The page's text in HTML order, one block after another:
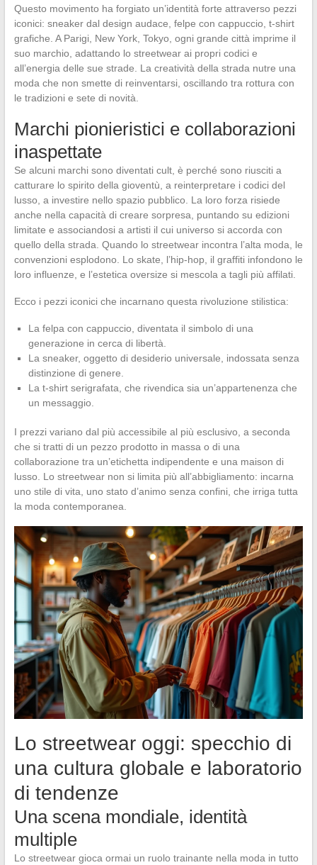
Questo movimento ha forgiato un’identità forte attraverso pezzi
iconici: sneaker dal design audace, felpe con cappuccio, t-shirt
grafiche. A Parigi, New York, Tokyo, ogni grande città imprime il
suo marchio, adattando lo streetwear ai propri codici e
all’energia delle sue strade. La creatività della strada nutre una
moda che non smette di reinventarsi, oscillando tra rottura con
le tradizioni e sete di novità.
Marchi pionieristici e collaborazioni
inaspettate
Se alcuni marchi sono diventati cult, è perché sono riusciti a
catturare lo spirito della gioventù, a reinterpretare i codici del
lusso, a investire nello spazio pubblico. La loro forza risiede
anche nella capacità di creare sorpresa, puntando su edizioni
limitate e associandosi a artisti il cui universo si accorda con
quello della strada. Quando lo streetwear incontra l’alta moda, le
convenzioni esplodono. Lo skate, l’hip-hop, il graffiti infondono le
loro influenze, e l’estetica oversize si mescola a tagli più affilati.
Ecco i pezzi iconici che incarnano questa rivoluzione stilistica:
La felpa con cappuccio, diventata il simbolo di una
generazione in cerca di libertà.
La sneaker, oggetto di desiderio universale, indossata senza
distinzione di genere.
La t-shirt serigrafata, che rivendica sia un’appartenenza che
un messaggio.
I prezzi variano dal più accessibile al più esclusivo, a seconda
che si tratti di un pezzo prodotto in massa o di una
collaborazione tra un’etichetta indipendente e una maison di
lusso. Lo streetwear non si limita più all’abbigliamento: incarna
uno stile di vita, uno stato d’animo senza confini, che irriga tutta
la moda contemporanea.
Lo streetwear oggi: specchio di
una cultura globale e laboratorio
di tendenze
Una scena mondiale, identità
multiple
Lo streetwear gioca ormai un ruolo trainante nella moda in tutto